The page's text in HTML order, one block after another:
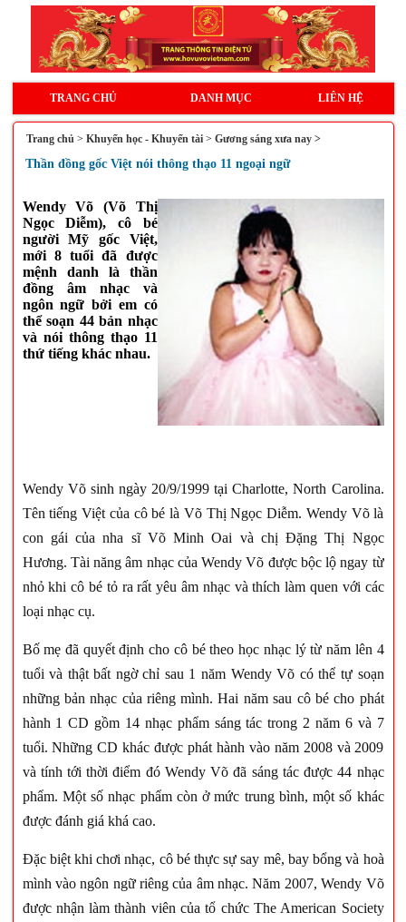
TRANG CHỦ DANH MỤC LIÊN HỆ
Trang chủ > Khuyến học - Khuyến tài> Gương sáng xưa nay >
Thần đồng gốc Việt nói thông thạo 11 ngoại ngữ
Wendy Võ (Võ Thị
Ngọc Diễm), cô bé
người Mỹ gốc Việt,
mới 8 tuổi đã được
mệnh danh là thần
đồng âm nhạc và
ngôn ngữ bởi em có
thể soạn 44 bản nhạc
và nói thông thạo 11
thứ tiếng khác nhau.
Wendy Võ sinh ngày 20/9/1999 tại Charlotte, North Carolina.
Tên tiếng Việt của cô bé là Võ Thị Ngọc Diễm. Wendy Võ là
con gái của nha sĩ Võ Minh Oai và chị Đặng Thị Ngọc
Hương. Tài năng âm nhạc của Wendy Võ được bộc lộ ngay từ
nhỏ khi cô bé tỏ ra rất yêu âm nhạc và thích làm quen với các
loại nhạc cụ.
Bố mẹ đã quyết định cho cô bé theo học nhạc lý từ năm lên 4
tuổi và thật bất ngờ chỉ sau 1 năm Wendy Võ có thể tự soạn
những bản nhạc của riêng mình. Hai năm sau cô bé cho phát
hành 1 CD gồm 14 nhạc phẩm sáng tác trong 2 năm 6 và 7
tuổi. Những CD khác được phát hành vào năm 2008 và 2009
và tính tới thời điểm đó Wendy Võ đã sáng tác được 44 nhạc
phẩm. Một số nhạc phẩm còn ở mức trung bình, một số khác
được đánh giá khá cao.
Đặc biệt khi chơi nhạc, cô bé thực sự say mê, bay bổng và hoà
mình vào ngôn ngữ riêng của âm nhạc. Năm 2007, Wendy Võ
được nhận làm thành viên của tổ chức The American Society